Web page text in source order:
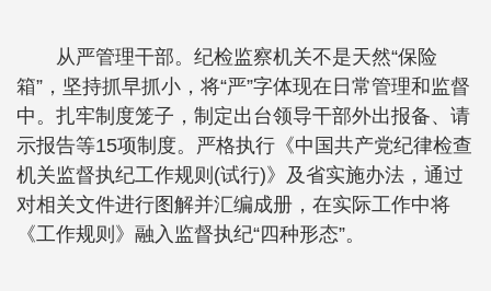
从严管理干部。纪检监察机关不是天然“保险
箱”，坚持抓早抓小，将“严”字体现在日常管理和监督
中。扎牢制度笼子，制定出台领导干部外出报备、请
示报告等15项制度。严格执行《中国共产党纪律检查
机关监督执纪工作规则(试行)》及省实施办法，通过
对相关文件进行图解并汇编成册，在实际工作中将
《工作规则》融入监督执纪“四种形态”。